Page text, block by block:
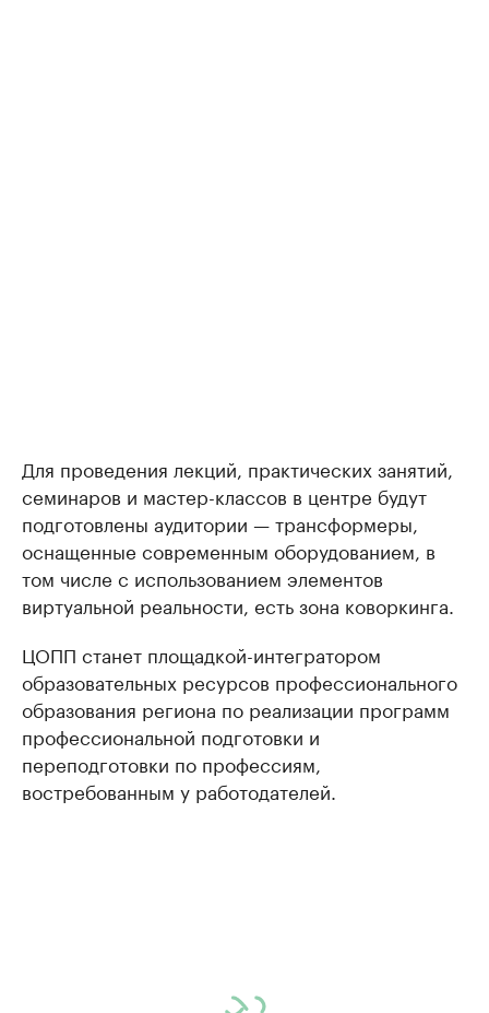
Для проведения лекций, практических занятий,
семинаров и мастер-классов в центре будут
подготовлены аудитории — трансформеры,
оснащенные современным оборудованием, в
том числе с использованием элементов
виртуальной реальности, есть зона коворкинга.
ЦОПП станет площадкой-интегратором
образовательных ресурсов профессионального
образования региона по реализации программ
профессиональной подготовки и
переподготовки по профессиям,
востребованным у работодателей.